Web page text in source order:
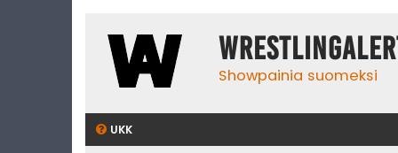
Showpainia suomeksi
UKK